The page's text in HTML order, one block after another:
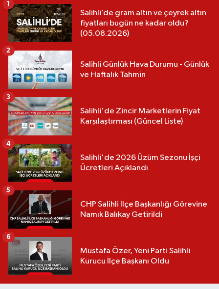
Salihli’de gram altın ve çeyrek altın
fiyatları bugün ne kadar oldu?
(05.08.2026)
1
Salihli Günlük Hava Durumu - Günlük
ve Haftalık Tahmin
2
Salihli'de Zincir Marketlerin Fiyat
Karşılaştırması (Güncel Liste)
3
Salihli'de 2026 Üzüm Sezonu İşçi
Ücretleri Açıklandı
4
CHP Salihli İlçe Başkanlığı Görevine
Namık Balıkay Getirildi
5
Mustafa Özer, Yeni Parti Salihli
Kurucu İlçe Başkanı Oldu
6